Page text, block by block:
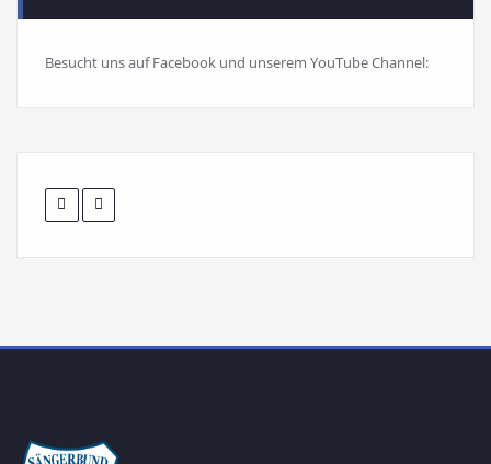
Besucht uns auf Facebook und unserem YouTube Channel: